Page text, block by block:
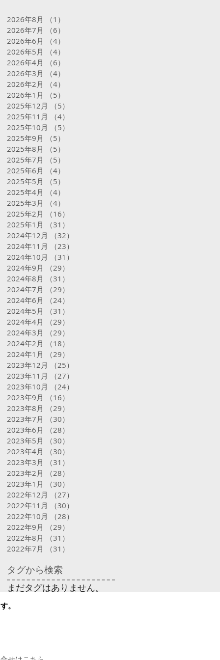
2026年8月 （1）
2026年7月
（6）
2026年6月
（4）
2026年5月
（4）
2026年4月
（6）
2026年3月
（4）
2026年2月
（4）
2026年1月
（5）
2025年12月
（5）
2025年11月
（4）
2025年10月
（5）
2025年9月
（5）
2025年8月
（5）
2025年7月
（5）
2025年6月
（4）
2025年5月
（5）
2025年4月
（4）
2025年3月
（4）
2025年2月
（16）
2025年1月
（31）
2024年12月
（32）
2024年11月
（23）
2024年10月
（31）
2024年9月
（29）
2024年8月
（31）
2024年7月
（29）
2024年6月
（24）
2024年5月
（31）
2024年4月
（29）
2024年3月
（29）
2024年2月
（18）
2024年1月
（29）
2023年12月
（25）
2023年11月
（27）
2023年10月
（24）
2023年9月
（16）
2023年8月
（29）
2023年7月
（30）
2023年6月
（28）
2023年5月
（30）
2023年4月
（30）
2023年3月
（31）
2023年2月
（28）
2023年1月
（30）
2022年12月
（27）
2022年11月
（30）
2022年10月
（28）
2022年9月
（29）
2022年8月
（31）
2022年7月
（31）
タグから検索
まだタグはありません。
。